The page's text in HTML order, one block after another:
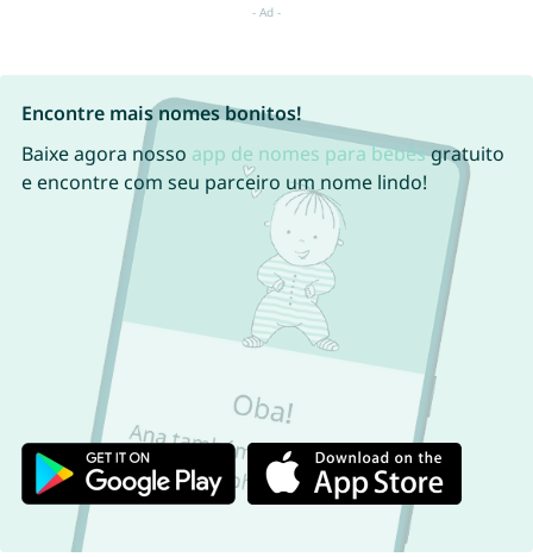
Encontre mais nomes bonitos!
Baixe agora nosso app de nomes para bebêsgratuito
e encontre com seu parceiro um nome lindo!